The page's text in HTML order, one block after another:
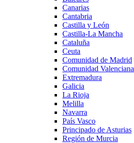
Canarias
Cantabria
Castilla y León
Castilla-La Mancha
Cataluña
Ceuta
Comunidad de Madrid
Comunidad Valenciana
Extremadura
Galicia
La Rioja
Melilla
Navarra
País Vasco
Principado de Asturias
Región de Murcia